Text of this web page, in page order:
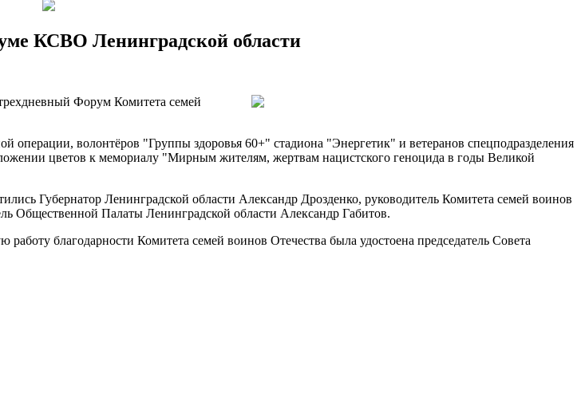
КСВО Ленинградской области
Форум Комитета семей
операции, волонтёров "Группы здоровья 60+" стадиона "Энергетик" и ветеранов спецподразделения
цветов к мемориалу "Мирным жителям, жертвам нацистского геноцида в годы Великой
Губернатор Ленинградской области Александр Дрозденко, руководитель Комитета семей воинов
Общественной Палаты Ленинградской области Александр Габитов.
благодарности Комитета семей воинов Отечества была удостоена председатель Совета